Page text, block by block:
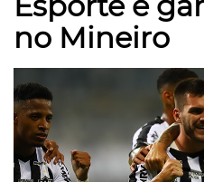
no Mineiro